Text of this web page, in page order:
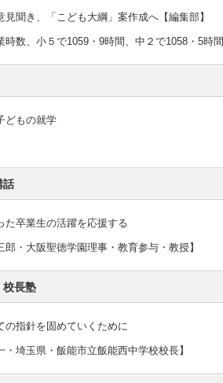
見聞き、「こども大綱」案作成へ【編集部】
時数、小５で1059・9時間、中２で1058・5時間
どもの就学
話
た卒業生の活躍を応援する
郎・大阪聖徳学園理事・教育参与・教授】
校長塾
の指針を固めていくために
・埼玉県・飯能市立飯能西中学校校長】